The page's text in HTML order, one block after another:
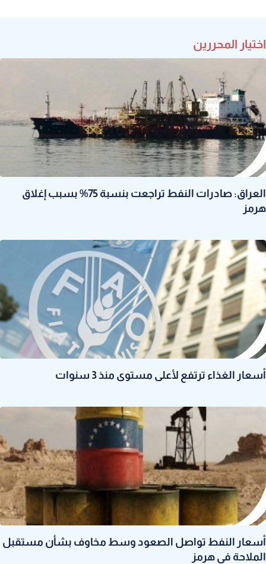
اختيار المحررين
العراق: صادرات النفط تراجعت بنسبة 75% بسبب إغلاق
هرمز
أسعار الغذاء ترتفع لأعلى مستوى منذ 3 سنوات
أسعار النفط تواصل الصعود وسط مخاوف بشأن مستقبل
الملاحة في هرمز